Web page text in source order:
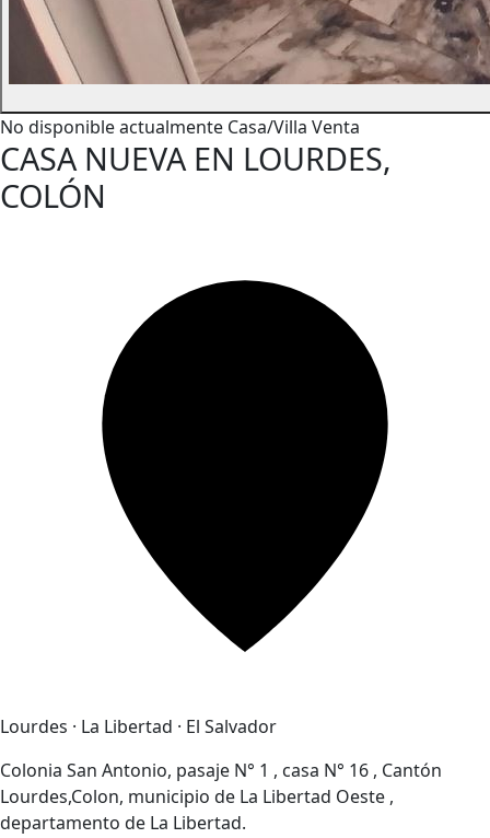
No disponible actualmente Casa/Villa Venta
CASA NUEVA EN LOURDES,
COLÓN
Lourdes · La Libertad · El Salvador
Colonia San Antonio, pasaje N° 1 , casa N° 16 , Cantón
Lourdes,Colon, municipio de La Libertad Oeste ,
departamento de La Libertad.